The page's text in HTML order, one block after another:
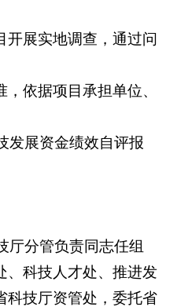
开展实地调查，通过问
依据项目承担单位、
发展资金绩效自评报
厅分管负责同志任组
、科技人才处、推进发
科技厅资管处，委托省